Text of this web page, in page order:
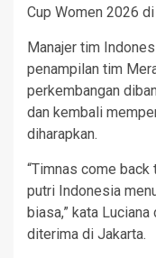
Cup Women 2026
Manajer tim
penampilan tim
perkembangan
dan kembali
diharapkan.
“Timnas come
putri Indonesia
biasa,” kata
diterima di Jakarta.